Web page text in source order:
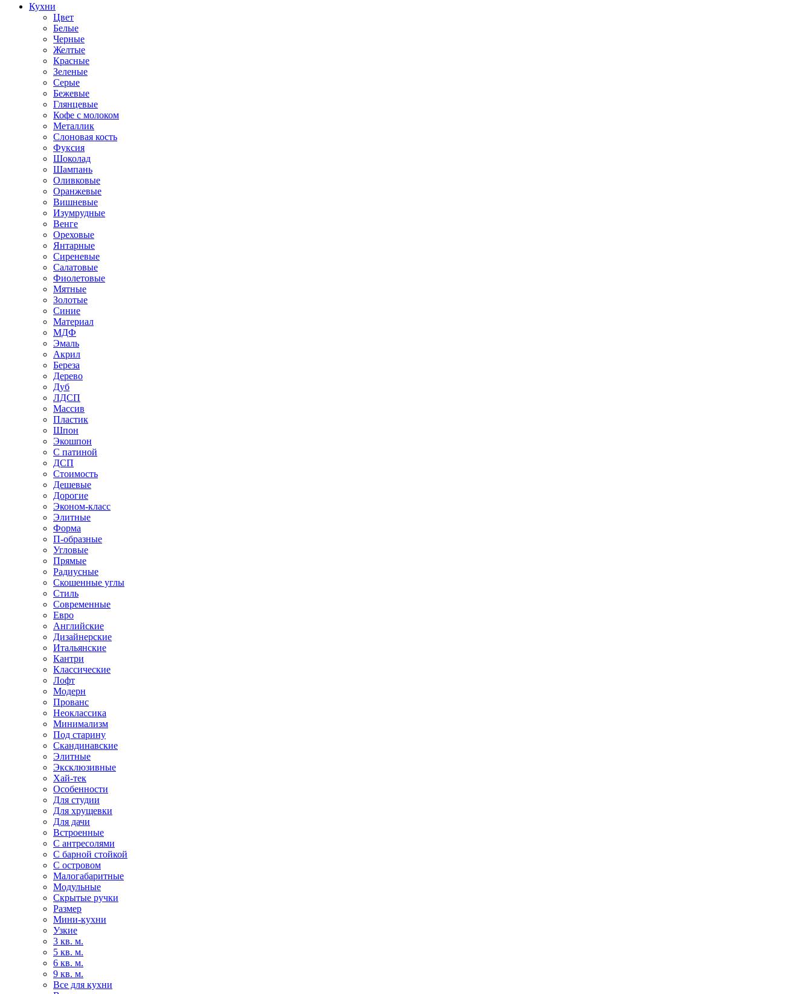
Кухни
Цвет
Белые
Черные
Желтые
Красные
Зеленые
Серые
Бежевые
Глянцевые
Кофе с молоком
Металлик
Слоновая кость
Фуксия
Шоколад
Шампань
Оливковые
Оранжевые
Вишневые
Изумрудные
Венге
Ореховые
Янтарные
Сиреневые
Салатовые
Фиолетовые
Мятные
Золотые
Синие
Материал
МДФ
Эмаль
Акрил
Береза
Дерево
Дуб
ЛДСП
Массив
Пластик
Шпон
Экошпон
С патиной
ДСП
Стоимость
Дешевые
Дорогие
Эконом-класс
Элитные
Форма
П-образные
Угловые
Прямые
Радиусные
Скошенные углы
Стиль
Современные
Евро
Английские
Дизайнерские
Итальянские
Кантри
Классические
Лофт
Модерн
Прованс
Неоклассика
Минимализм
Под старину
Скандинавские
Элитные
Эксклюзивные
Хай-тек
Особенности
Для студии
Для хрущевки
Для дачи
Встроенные
С антресолями
С барной стойкой
С островом
Малогабаритные
Модульные
Скрытые ручки
Размер
Мини-кухни
Узкие
3 кв. м.
5 кв. м.
6 кв. м.
9 кв. м.
Все для кухни